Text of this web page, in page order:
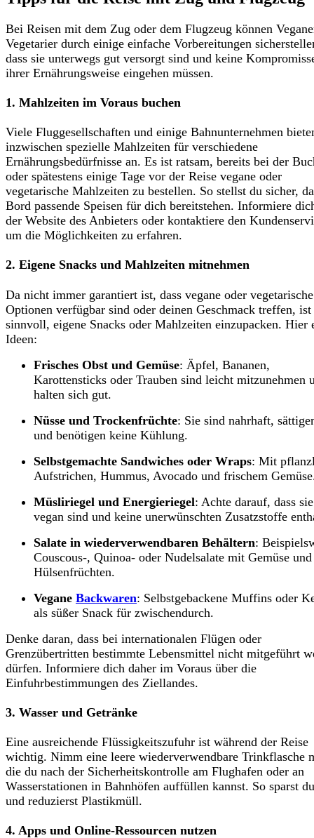
Bei Reisen mit dem Zug oder dem Flugzeug können
Vegetarier durch einige einfache Vorbereitungen
dass sie unterwegs gut versorgt sind und keine
ihrer Ernährungsweise eingehen müssen.
1. Mahlzeiten im Voraus buchen
Viele Fluggesellschaften und einige Bahnunternehmen
inzwischen spezielle Mahlzeiten für verschiedene
Ernährungsbedürfnisse an. Es ist ratsam, bereits bei der
oder spätestens einige Tage vor der Reise vegane oder
vegetarische Mahlzeiten zu bestellen. So stellst du sicher,
Bord passende Speisen für dich bereitstehen. Informiere
der Website des Anbieters oder kontaktiere den
um die Möglichkeiten zu erfahren.
2. Eigene Snacks und Mahlzeiten mitnehmen
Da nicht immer garantiert ist, dass vegane oder vegetarische
Optionen verfügbar sind oder deinen Geschmack treffen, ist
sinnvoll, eigene Snacks oder Mahlzeiten einzupacken. Hier
Ideen:
Frisches Obst und Gemüse: Äpfel, Bananen,
Karottensticks oder Trauben sind leicht mitzunehmen
halten sich gut.
Nüsse und Trockenfrüchte: Sie sind nahrhaft,
und benötigen keine Kühlung.
Selbstgemachte Sandwiches oder Wraps: Mit
Aufstrichen, Hummus, Avocado und frischem
Müsliriegel und Energieriegel: Achte darauf, dass sie
vegan sind und keine unerwünschten Zusatzstoffe
Salate in wiederverwendbaren Behältern:
Couscous-, Quinoa- oder Nudelsalate mit Gemüse und
Hülsenfrüchten.
Vegane Backwaren: Selbstgebackene Muffins oder
als süßer Snack für zwischendurch.
Denke daran, dass bei internationalen Flügen oder
Grenzübertritten bestimmte Lebensmittel nicht mitgeführt
dürfen. Informiere dich daher im Voraus über die
Einfuhrbestimmungen des Ziellandes.
3. Wasser und Getränke
Eine ausreichende Flüssigkeitszufuhr ist während der Reise
wichtig. Nimm eine leere wiederverwendbare Trinkflasche
die du nach der Sicherheitskontrolle am Flughafen oder an
Wasserstationen in Bahnhöfen auffüllen kannst. So sparst
und reduzierst Plastikmüll.
4. Apps und Online-Ressourcen nutzen